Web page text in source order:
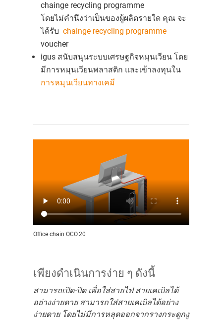
chainge recycling programme
โดยไม่คำนึงว่าเป็นของผู้ผลิตรายใด คุณ จะ
ได้รับ chainge recycling programme
voucher
igus สนับสนุนระบบเศรษฐกิจหมุนเวียน โดย
มีการหมุนเวียนพลาสติก และเข้าลงทุนใน
การหมุนเวียนทางเคมี
Office chain OCO.20
เพียงดำเนินการง่าย ๆ ดังนี้
สามารถเปิด-ปิด เพื่อใส่สายไฟ สายเคเบิลได้
อย่างง่ายดาย สามารถใส่สายเคเบิลได้อย่าง
ง่ายดาย โดยไม่มีการหลุดออกจากรางกระดูกงู